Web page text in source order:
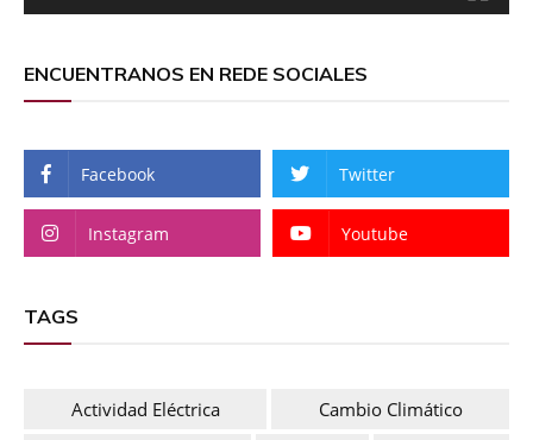
ENCUENTRANOS EN REDE SOCIALES
Facebook Twitter
Instagram Youtube
TAGS
Actividad Eléctrica
Cambio Climático